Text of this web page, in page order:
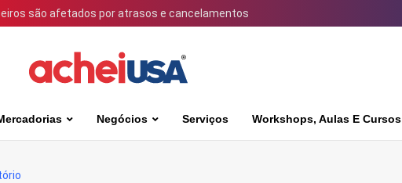
são afetados por atrasos e cancelamentos
Negócios Serviços Workshops, Aulas E Cursos